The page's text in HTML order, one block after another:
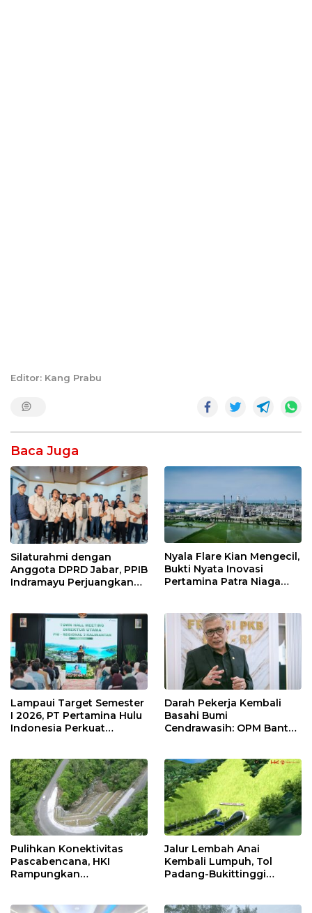
Editor: Kang Prabu
Baca Juga
Silaturahmi dengan
Anggota DPRD Jabar, PPIB
Indramayu Perjuangkan
Nyala Flare Kian Mengecil,
Bukti Nyata Inovasi
Pertamina Patra Niaga
Lampaui Target Semester
I 2026, PT Pertamina Hulu
Indonesia Perkuat
Keselamatan Kerja
Darah Pekerja Kembali
Basahi Bumi
Cendrawasih: OPM Bantai
Pulihkan Konektivitas
Pascabencana, HKI
Rampungkan
Jalur Lembah Anai
Kembali Lumpuh, Tol
Padang-Bukittinggi